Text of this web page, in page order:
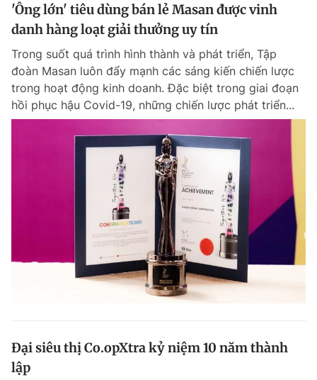
'Ông lớn' tiêu dùng bán lẻ Masan được vinh
danh hàng loạt giải thưởng uy tín
Trong suốt quá trình hình thành và phát triển, Tập
đoàn Masan luôn đẩy mạnh các sáng kiến chiến lược
trong hoạt động kinh doanh. Đặc biệt trong giai đoạn
hồi phục hậu Covid-19, những chiến lược phát triển...
Đại siêu thị Co.opXtra kỷ niệm 10 năm thành
lập